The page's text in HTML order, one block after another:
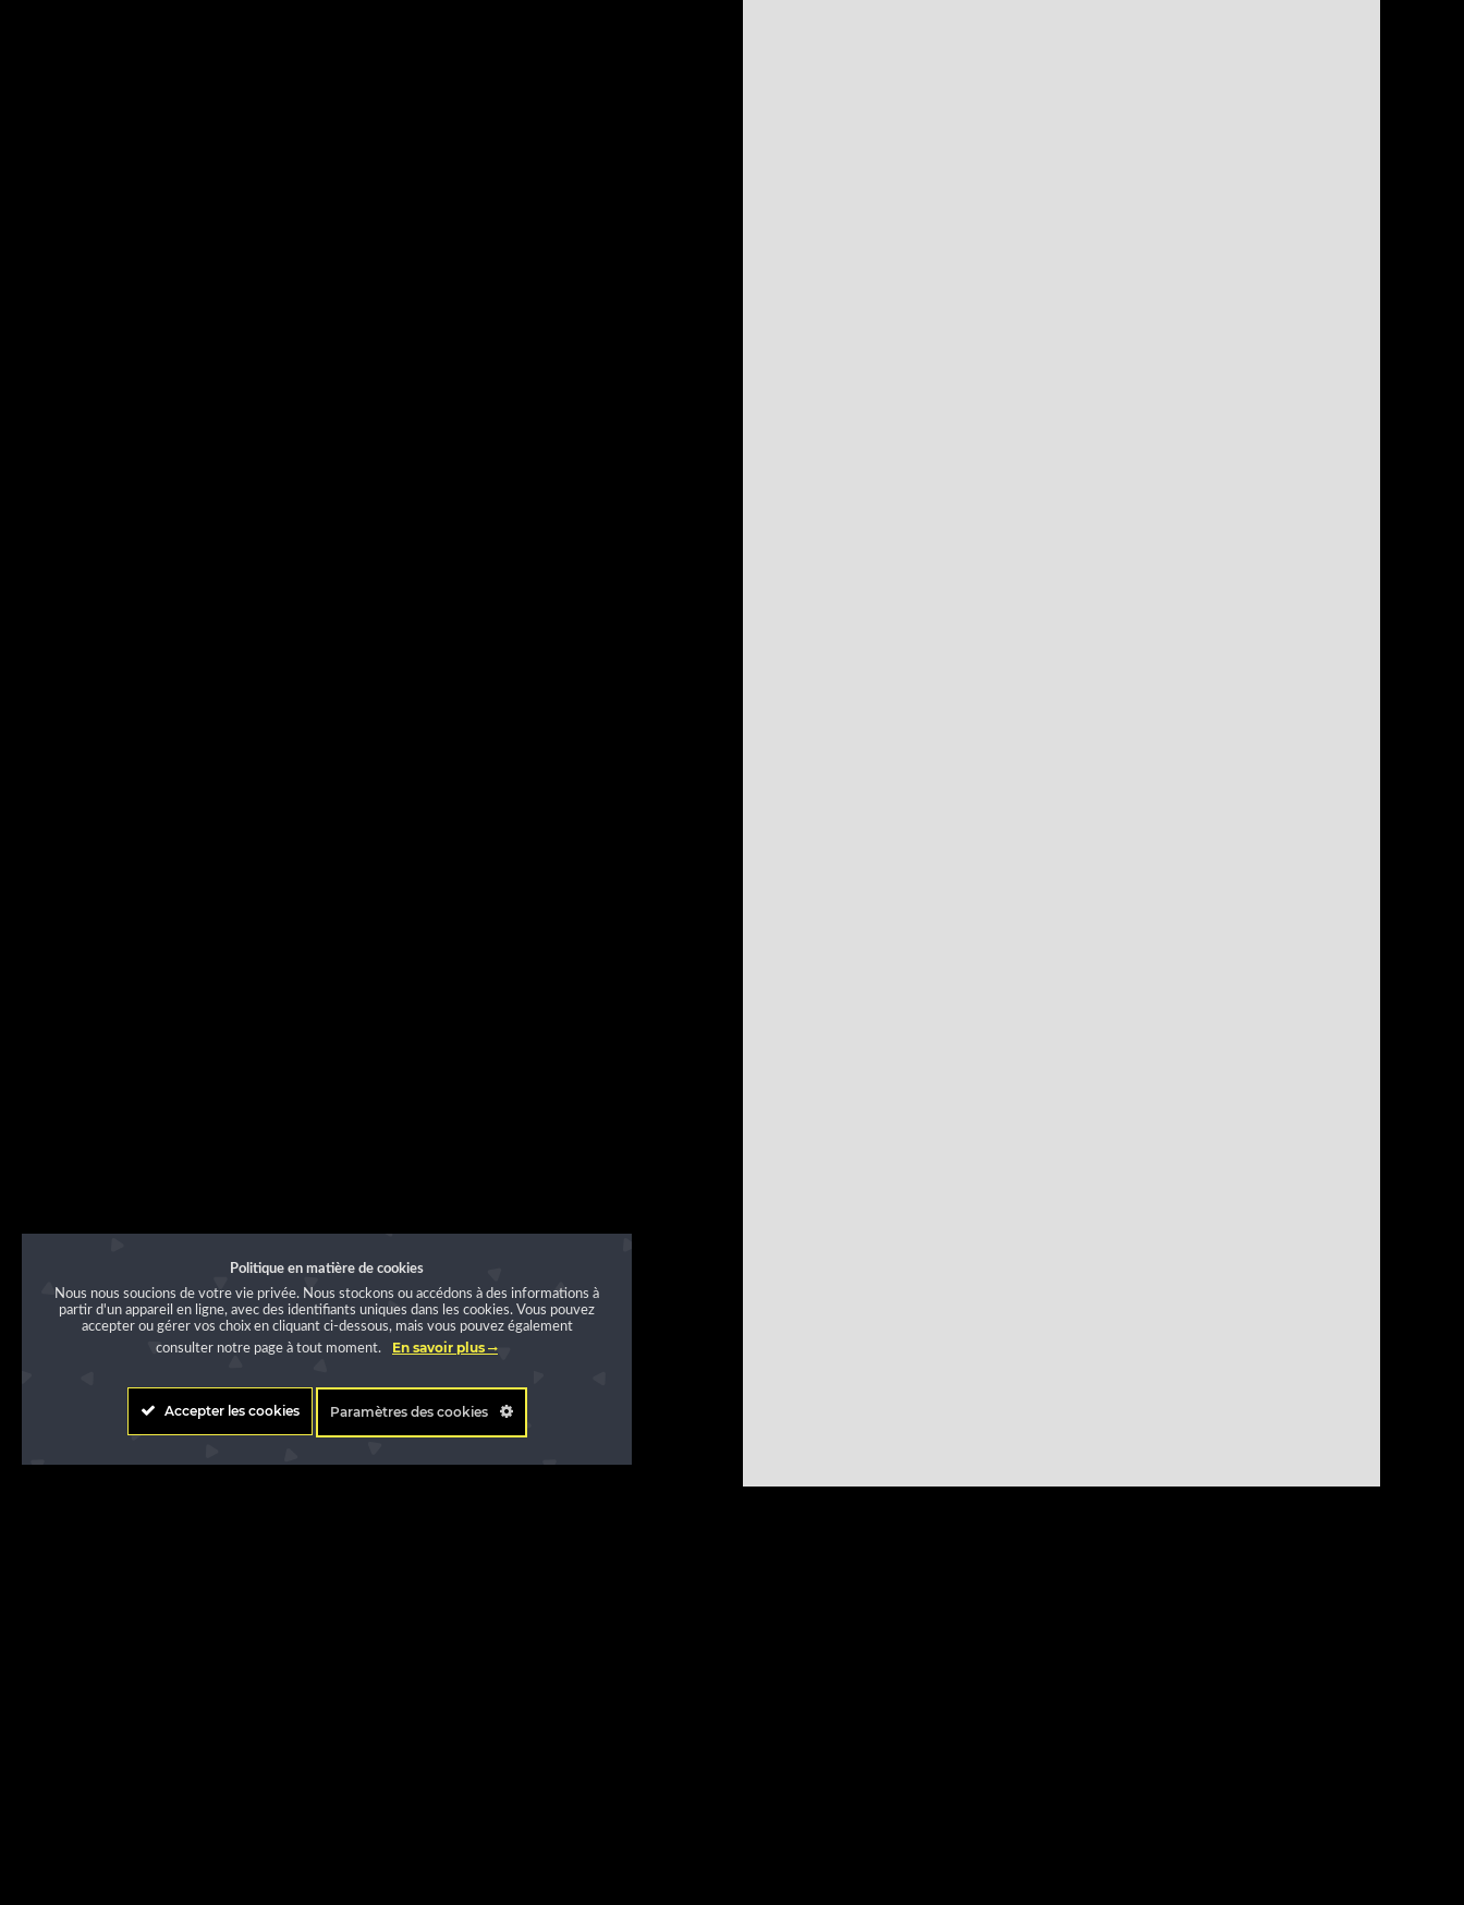
Politique en matière de cookies
Nous nous soucions de votre vie privée. Nous stockons ou accédons à des informations à
partir d'un appareil en ligne, avec des identifiants uniques dans les cookies. Vous pouvez
accepter ou gérer vos choix en cliquant ci-dessous, mais vous pouvez également
consulter notre page à tout moment.
En savoir plus
Accepter les cookies Paramètres des cookies